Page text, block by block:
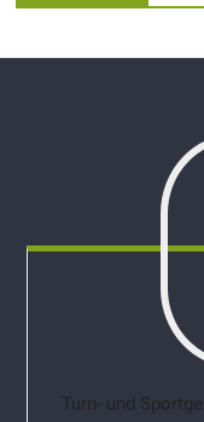
Turn- und